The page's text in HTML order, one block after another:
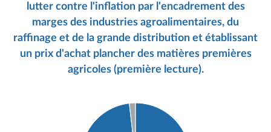
lutter contre l'inflation par l'encadrement des
marges des industries agroalimentaires, du
raffinage et de la grande distribution et établissant
un prix d'achat plancher des matières premières
agricoles (première lecture).